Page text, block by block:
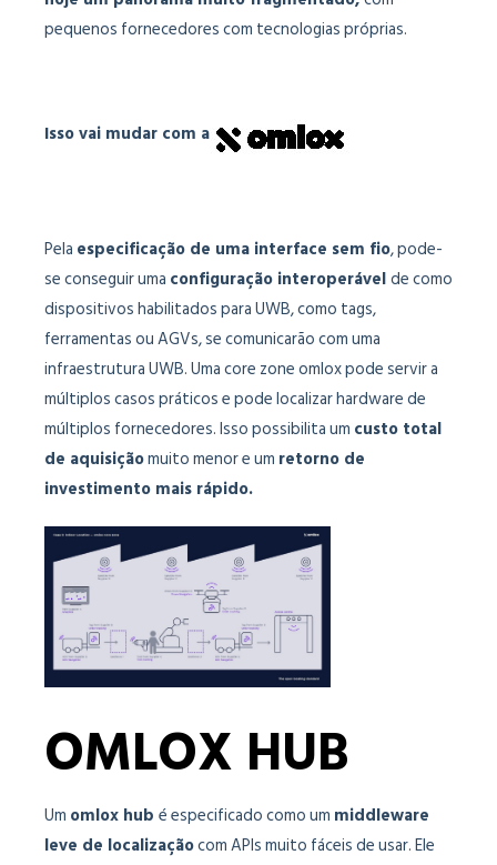
pequenos fornecedores com tecnologias próprias.
Isso vai mudar com a
Pela especificação de uma interface sem fio, pode-
se conseguir uma configuração interoperávelde como
dispositivos habilitados para UWB, como tags,
ferramentas ou AGVs, se comunicarão com uma
infraestrutura UWB. Uma core zone omlox pode servir a
múltiplos casos práticos e pode localizar hardware de
múltiplos fornecedores. Isso possibilita um custo total
de aquisiçãomuito menor e um retorno de
investimento mais rápido.
OMLOX HUB
Um omlox hub é especificado como um middleware
leve de localizaçãocom APIs muito fáceis de usar. Ele